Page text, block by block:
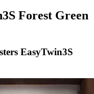
Forest Green
EasyTwin3S